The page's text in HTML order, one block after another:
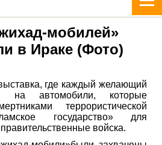
мобилей»
в Ираке (Фото)
где каждый желающий
на автомобили, которые
террористической
государство» для
войска.